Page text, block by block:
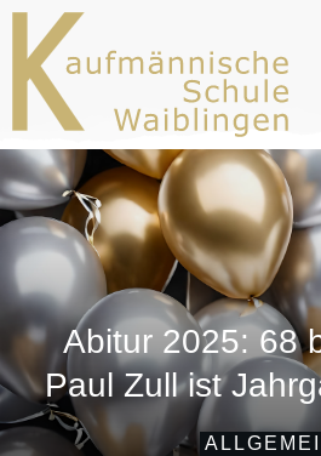
Abitur 2025: 68
Paul Zull ist